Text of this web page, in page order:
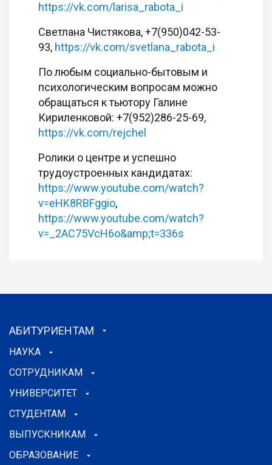
https://vk.com/larisa_rabota_i
Светлана Чистякова, +7(950)042-53-
93, https://vk.com/svetlana_rabota_i
По любым социально-бытовым и
психологическим вопросам можно
обращаться к тьютору Галине
Кириленковой: +7(952)286-25-69,
https://vk.com/rejchel
Ролики о центре и успешно
трудоустроенных кандидатах:
https://www.youtube.com/watch?
v=eHK8RBFggio,
https://www.youtube.com/watch?
v=_2AC75VcH6o&amp;t=336s
АБИТУРИЕНТАМ
НАУКА
СОТРУДНИКАМ
УНИВЕРСИТЕТ
СТУДЕНТАМ
ВЫПУСКНИКАМ
ОБРАЗОВАНИЕ